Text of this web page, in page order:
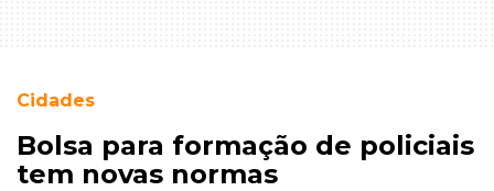
Cidades
Bolsa para formação de policiais
tem novas normas